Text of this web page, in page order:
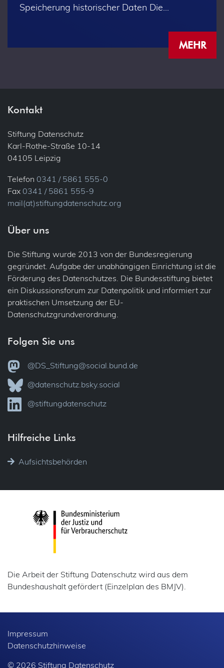
Speicherung historischer Daten Die…
MEHR
Kontakt
Stiftung Datenschutz
Karl-Rothe-Straße 10-14
04105 Leipzig
Telefon 0341 / 5861 555-0
Fax 0341 / 5861 555-9
mail(at)stiftungdatenschutz.org
Über uns
Die Stiftung wurde 2013 von der Bundesregierung
gegründet. Aufgabe der unabhängigen Einrichtung ist die
Förderung des Datenschutzes. Die Bundesstiftung bietet
ein Diskussionsforum zur Datenpolitik und informiert zur
praktischen Umsetzung der EU-
Datenschutzgrundverordnung.
Folgen Sie uns
@DS_Stiftung@social.bund.de
@datenschutz.bsky.social
@stiftungdatenschutz
Hilfreiche Links
Aufsichtsbehörden
Die Arbeit der Stiftung Datenschutz wird aus dem
Bundeshaushalt gefördert (Einzelplan des BMJV).
© 2026 Stiftung Datenschutz
Impressum
Datenschutzhinweise